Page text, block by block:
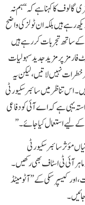
گالوف کا کہنا ہے کہ“ہم نہ
ہیں بلکہ ان ٹولز کی واضح
ساتھ تجربات کر رہے ہیں
پر مزید جدید سہولیات
خطرات نہیں لاتیں، لیکن یہ
اس تناظر میں سائبر سکیورٹی
یہی ہے کہ اے آئی کو دفاعی
لیے استعمال کیا جائے۔”
مؤثر سائبر سکیورٹی
آئی ٹی اسٹاف بھی رکھیں۔
کیسپرسکی کے ”آٹومیٹڈ